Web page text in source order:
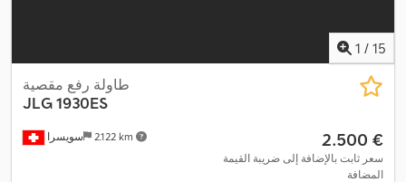
1 / 15
سويسرا 2.122 km
طاولة رفع مقصية
JLG1930ES
‏2.500 €
سعر ثابت بالإضافة إلى ضريبة القيمة
المضافة